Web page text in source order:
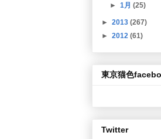
►1月(25)
► 2013 (267)
► 2012 (61)
東京猫色
Twitter